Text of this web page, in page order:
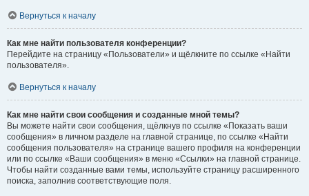
Вернуться к началу
Как мне найти пользователя конференции?
Перейдите на страницу «Пользователи» и щёлкните по ссылке «Найти
пользователя».
Вернуться к началу
Как мне найти свои сообщения и созданные мной темы?
Вы можете найти свои сообщения, щёлкнув по ссылке «Показать ваши
сообщения» в личном разделе на главной странице, по ссылке «Найти
сообщения пользователя» на странице вашего профиля на конференции
или по ссылке «Ваши сообщения» в меню «Ссылки» на главной странице.
Чтобы найти созданные вами темы, используйте страницу расширенного
поиска, заполнив соответствующие поля.